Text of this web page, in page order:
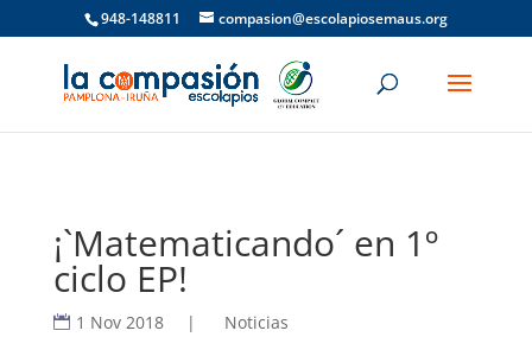
948-148811 compasion@escolapiosemaus.org
¡`Matematicando´ en 1º
ciclo EP!
1 Nov 2018 | Noticias